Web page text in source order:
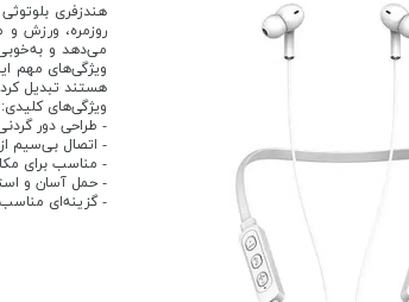
روزمره، ورزش
می‌دهد و
ویژگی‌های مهم
هستند تبدیل
ویژگی‌های کلیدی:
- طراحی دور
- اتصال بی‌سیم
- مناسب برای
- حمل آسان و
- گزینه‌ای